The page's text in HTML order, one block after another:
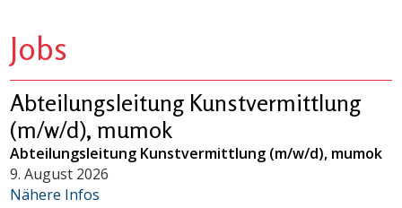
Jobs
Abteilungsleitung Kunstvermittlung
(m/w/d), mumok
Abteilungsleitung Kunstvermittlung (m/w/d), mumok
9. August 2026
Nähere Infos